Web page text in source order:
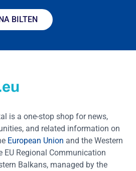
BILTEN
is a one-stop shop for news,
and related information on
European Union and the Western
EU Regional Communication
Balkans, managed by the